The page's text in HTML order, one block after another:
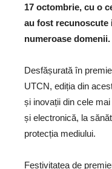
17 octombrie, cu o
au fost recunoscute
numeroase domenii.
Desfășurată în
UTCN, ediția din
și inovații din cele
și electronică, la
protecția mediului.
Festivitatea de